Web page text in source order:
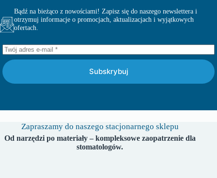
Bądź na bieżąco z nowościami! Zapisz się do naszego newslettera i
otrzymuj informacje o promocjach, aktualizacjach i wyjątkowych
ofertach.
Subskrybuj
Zapraszamy do naszego stacjonarnego sklepu
Od narzędzi po materiały – kompleksowe zaopatrzenie dla
stomatologów.